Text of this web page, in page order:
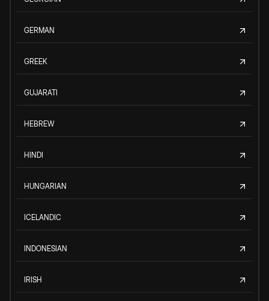
GERMAN
GREEK
GUJARATI
HEBREW
HINDI
HUNGARIAN
ICELANDIC
INDONESIAN
IRISH